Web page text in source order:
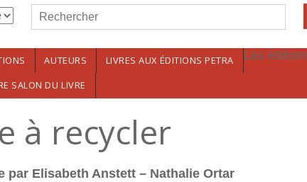
de recherche
Rechercher
AUTEURS LIVRES AUX ÉDITIONS PETRA Les
SALON DU LIVRE
à recycler
par Elisabeth Anstett – Nathalie Ortar